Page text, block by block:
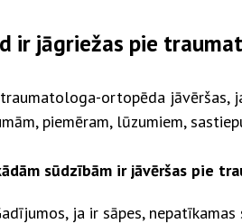
ir jāgriežas pie
ortopēda jāvēršas,
piemēram, lūzumiem,
sūdzībām ir jāvēršas pie
ja ir sāpes,